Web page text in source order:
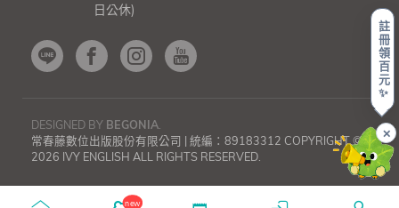
註
冊
領
百
元
✨
✕
new
上一則 下一則
日公休)
DESIGNED BY BEGONIA
常春藤數位出版股份有限公司 | 統編：89183312 COPYRIGHT ©
2026 IVY ENGLISH ALL RIGHTS RESERVED.